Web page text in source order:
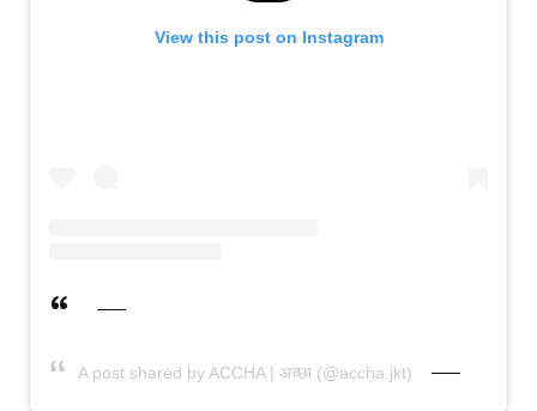
View this post on Instagram
A post shared by ACCHA | अच्छा (@accha.jkt)